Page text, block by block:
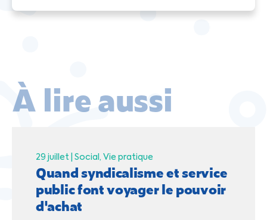
À lire aussi
29 juillet | Social Vie pratique
Quand syndicalisme et service
public font voyager le pouvoir
d'achat